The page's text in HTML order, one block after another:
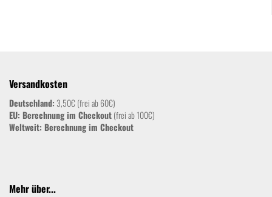
Versandkosten
Deutschland: 3,50€ (frei ab 60€)
EU: Berechnung im Checkout(frei ab 100€)
Weltweit: Berechnung im Checkout
Mehr über...